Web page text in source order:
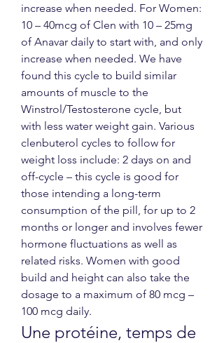
increase when needed. For Women:
10 – 40mcg of Clen with 10 – 25mg
of Anavar daily to start with, and only
increase when needed. We have
found this cycle to build similar
amounts of muscle to the
Winstrol/Testosterone cycle, but
with less water weight gain. Various
clenbuterol cycles to follow for
weight loss include: 2 days on and
off-cycle – this cycle is good for
those intending a long-term
consumption of the pill, for up to 2
months or longer and involves fewer
hormone fluctuations as well as
related risks. Women with good
build and height can also take the
dosage to a maximum of 80 mcg –
100 mcg daily.
Une protéine, temps de